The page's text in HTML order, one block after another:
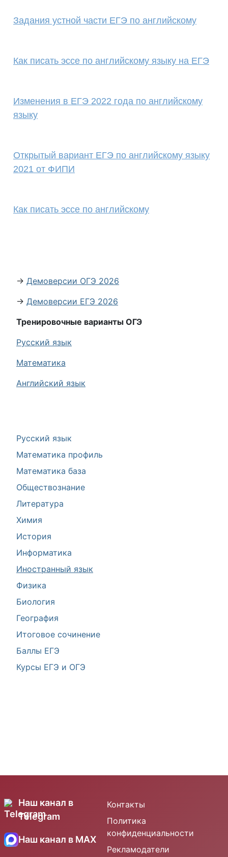
Русский язык
Математика профиль
Математика база
Обществознание
Литература
Химия
История
Информатика
Иностранный язык
Физика
Биология
География
Итоговое сочинение
Баллы ЕГЭ
Курсы ЕГЭ и ОГЭ
Задания устной части ЕГЭ по английскому
Как писать эссе по английскому языку на ЕГЭ
Изменения в ЕГЭ 2022 года по английскому
языку
Открытый вариант ЕГЭ по английскому языку
2021 от ФИПИ
Как писать эссе по английскому
→ Демоверсии ОГЭ 2026
→ Демоверсии ЕГЭ 2026
Тренировочные варианты ОГЭ
Русский язык
Математика
Английский язык
Наш канал в
Telegram
Наш канал в MAX
Контакты
Политика
конфиденциальности
Рекламодатели